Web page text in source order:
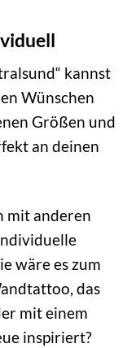
kannst
Wünschen
Größen und
an deinen
mit anderen
wäre es zum
das
mit einem
inspiriert?